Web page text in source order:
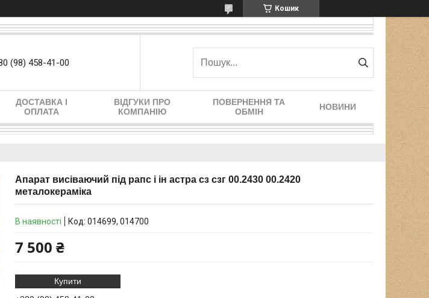
Кошик
(98) 458-41-00
ДОСТАВКА І
ОПЛАТА
ВІДГУКИ ПРО
КОМПАНІЮ
ПОВЕРНЕННЯ ТА
ОБМІН
НОВИНИ
Апарат висіваючий під рапс і ін астра сз сзг 00.2430 00.2420
металокераміка
В наявності Код: 014699, 014700
7 500 ₴
Купити